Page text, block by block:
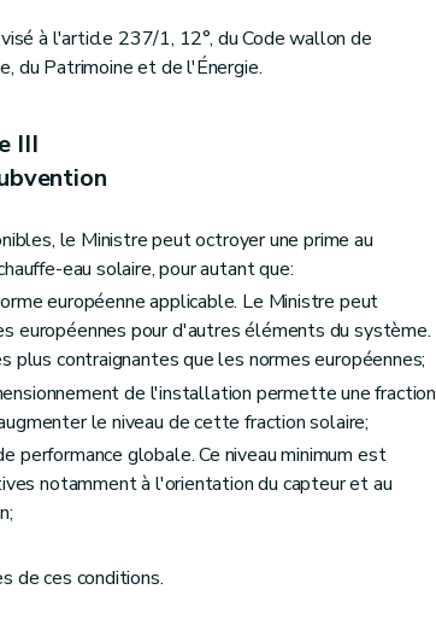
à l'article 237/1, 12°, du Code wallon de
du Patrimoine et de l'Énergie.
III
le Ministre peut octroyer une prime au
eau solaire, pour autant que:
européenne applicable. Le Ministre peut
européennes pour d'autres éléments du système.
contraignantes que les normes européennes;
de l'installation permette une fraction
le niveau de cette fraction solaire;
performance globale. Ce niveau minimum est
notamment à l'orientation du capteur et au
de ces conditions.